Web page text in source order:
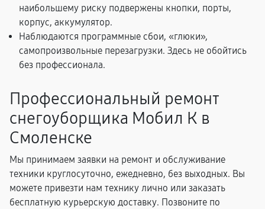
наибольшему риску подвержены кнопки, порты,
корпус, аккумулятор.
Наблюдаются программные сбои, «глюки»,
самопроизвольные перезагрузки. Здесь не обойтись
без профессионала.
Профессиональный ремонт
снегоуборщика Мобил К в
Смоленске
Мы принимаем заявки на ремонт и обслуживание
техники круглосуточно, ежедневно, без выходных. Вы
можете привезти нам технику лично или заказать
бесплатную курьерскую доставку. Позвоните по